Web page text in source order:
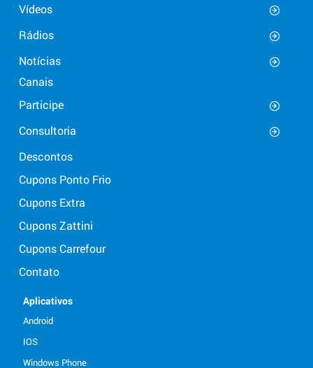
Vídeos
Rádios
Notícias
Canais
Participe
Consultoria
Descontos
Cupons Ponto Frio
Cupons Extra
Cupons Zattini
Cupons Carrefour
Contato
Aplicativos
Android
IOS
Windows Phone